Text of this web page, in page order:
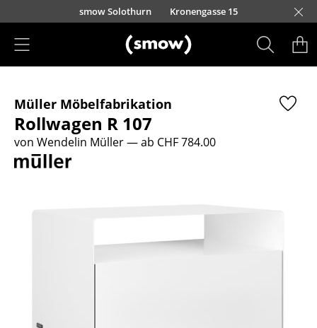
Direkt zum Inhaltsmow Solothurn Kronengasse 15
Sitzmöbel
Esszimmerstühle
Sofas
Müller Möbelfabrikation
Rollwagen R 107
von Wendelin Müller— ab CHF 784.00